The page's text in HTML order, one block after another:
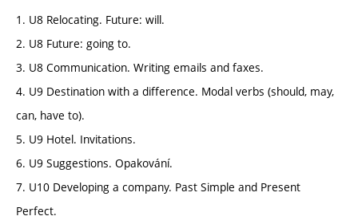
1. U8 Relocating. Future: will.
2. U8 Future: going to.
3. U8 Communication. Writing emails and faxes.
4. U9 Destination with a difference. Modal verbs (should, may,
can, have to).
5. U9 Hotel. Invitations.
6. U9 Suggestions. Opakování.
7. U10 Developing a company. Past Simple and Present
Perfect.